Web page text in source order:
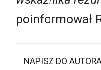
poinformował
NAPISZ DO AUTORA